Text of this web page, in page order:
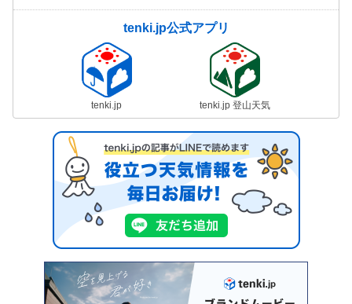
tenki.jp公式アプリ
tenki.jp tenki.jp 登山天気